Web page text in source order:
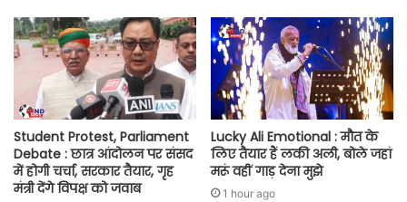
Student Protest, Parliament
Debate : छात्र आंदोलन पर संसद
में होगी चर्चा, सरकार तैयार, गृह
मंत्री देंगे विपक्ष को जवाब
Lucky Ali Emotional : मौत के
लिए तैयार हैं लकी अली, बोले जहां
मरूं वहीं गाड़ देना मुझे
1 hour ago